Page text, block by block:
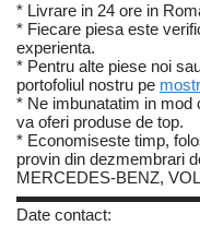
* Livrare in 24 ore in
* Fiecare piesa este
experienta.
* Pentru alte piese noi
portofoliul nostru pe
* Ne imbunatatim in mod
va oferi produse de top.
* Economiseste timp,
provin din dezmembrari
MERCEDES-BENZ,
Date contact: